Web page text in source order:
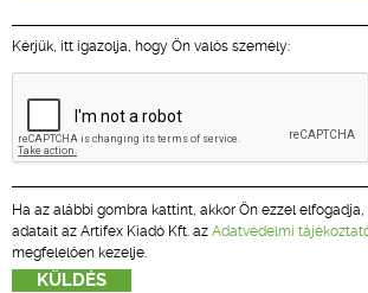
Kérjük, itt igazolja, hogy Ön valós személy:
Ha az alábbi gombra kattint, akkor Ön ezzel
adatait az Artifex Kiadó Kft. az Adatvédelmi
megfelelően kezelje.